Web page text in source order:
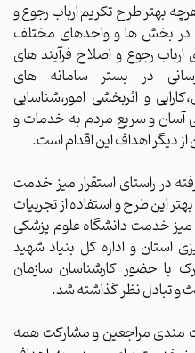
بهتر طرح تکریم ارباب رجوع و
در بخش ها و واحدهای مختلف
رجوع و اصلاح فرآیند های
در بستر سامانه های
و اثربخشی امور،شناسایی
آسان و سریع مردم به خدمات و
از دیگر اهداف این اقدام است.
در راستای استقرار میز خدمت
این طرح و استفاده از تجربیات
میز خدمت دانشگاه علوم پزشکی
استان و اداره کل بنیاد شهید
با حضور کارشناسان سازمان
و تبادل نظر گذاشته شد.
مندی مراجعین و مشارکت همه